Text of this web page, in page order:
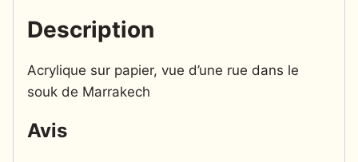
Description
Acrylique sur papier, vue d’une rue dans le
souk de Marrakech
Avis